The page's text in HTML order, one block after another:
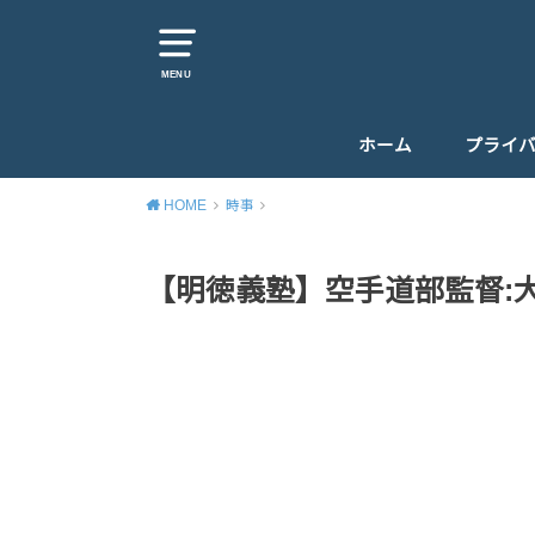
MENU
ホーム プライ
HOME 時事
【明徳義塾】空手道部監督